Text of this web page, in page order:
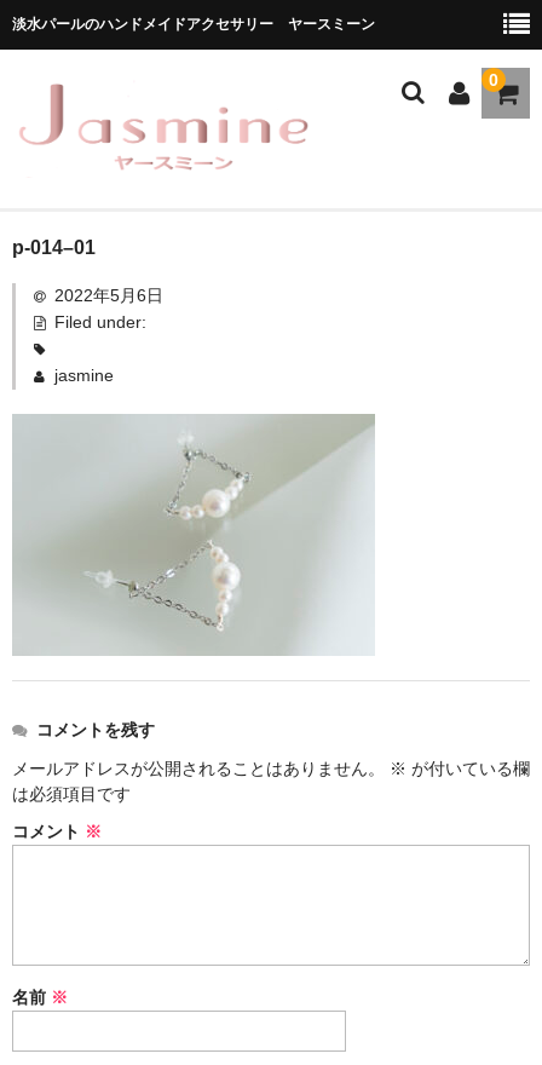
淡水パールのハンドメイドアクセサリー ヤースミーン
0
ホーム
商品一覧
★お勧め商品
p-014–01
2022年5月6日
Filed under:
jasmine
コメントを残す
メールアドレスが公開されることはありません。
※ が付いている欄
は必須項目です
コメント ※
名前 ※